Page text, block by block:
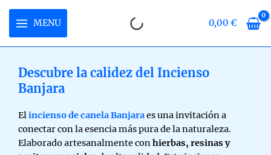
contenido
MAIN
MENU 0,00€
Descubre la calidez del Incienso
Banjara
Elincienso de canela Banjaraes una invitación a
conectar con la esencia más pura de la naturaleza.
Elaborado artesanalmente conhierbas, resinas y